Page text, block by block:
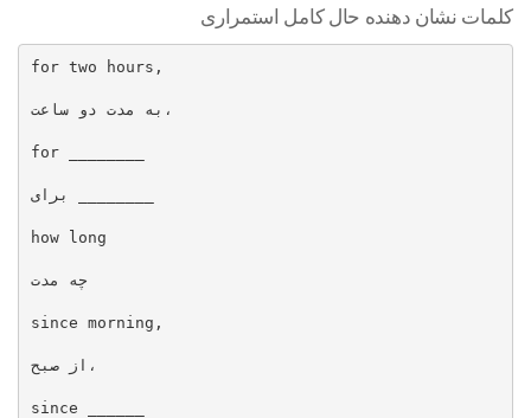
کلمات نشان دهنده حال کامل استمراری
for two hours,
به مدت دو ساعت،
for ________
برای ________
how long
چه مدت
since morning,
از صبح،
since ______